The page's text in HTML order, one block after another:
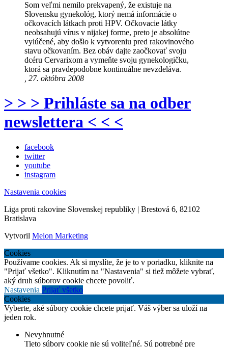
Som veľmi nemilo prekvapený, že existuje na
Slovensku gynekológ, ktorý nemá informácie o
očkovacích látkach proti HPV. Očkovacie látky
neobsahujú vírus v nijakej forme, preto je absolútne
vylúčené, aby došlo k vytvoreniu pred rakovinového
stavu očkovaním. Bez obáv dajte zaočkovať svoju
dcéru Cervarixom a vymeňte svoju gynekologičku,
ktorá sa pravdepodobne kontinuálne nevzdeláva.
, 27. októbra 2008
> > > Prihláste sa na odber
newslettera < < <
facebook
twitter
youtube
instagram
Nastavenia cookies
Liga proti rakovine Slovenskej republiky | Brestová 6, 82102
Bratislava
Vytvoril Melon Marketing
Cookies
Používame cookies. Ak si myslíte, že je to v poriadku, kliknite na
"Prijať všetko". Kliknutím na "Nastavenia" si tiež môžete vybrať,
aký druh súborov cookie chcete povoliť.
Nastavenia Prijať všetko
Cookies
Vyberte, aké súbory cookie chcete prijať. Váš výber sa uloží na
jeden rok.
Nevyhnutné
Tieto súbory cookie nie sú voliteľné. Sú potrebné pre